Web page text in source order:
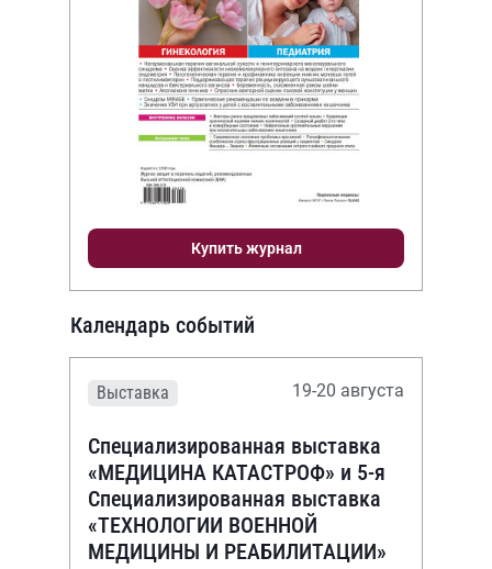
Купить журнал
Календарь событий
Выставка 19-20 августа
Специализированная выставка
«МЕДИЦИНА КАТАСТРОФ» и 5-я
Специализированная выставка
«ТЕХНОЛОГИИ ВОЕННОЙ
МЕДИЦИНЫ И РЕАБИЛИТАЦИИ»